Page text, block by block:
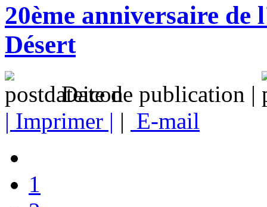
20ème anniversaire de
Désert
Date de publication |
| Imprimer | | E-mail
1